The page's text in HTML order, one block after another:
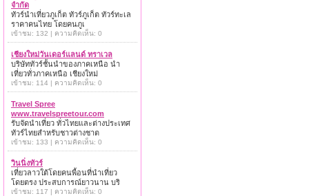
จำกัด
ทัวร์นำเที่ยวภูเก็ต ทัวร์ภูเก็ต ทัวร์ทะเล
ราคาคนไทย โดยคนภูเ
เข้าชม: 132 | ความคิดเห็น: 0
เชียงใหม่วันเดอร์แลนด์ ทราเวล
บริษัททัวร์ชั้นนำของภาคเหนือ นำ
เที่ยวทั่วภาคเหนือ เชียงใหม่
เข้าชม: 114 | ความคิดเห็น: 0
Travel Spree
www.travelspreetour.com
รับจัดนำเที่ยว ทั่วไทยและต่างประเทศ
ทัวร์ไทยสำหรับชาวต่างชาต
เข้าชม: 133 | ความคิดเห็น: 0
วินนิ่งทัวร์
เที่ยวลาวใต้โดยคนพื้อนที่นำเที่ยว
โดยตรง ประสบการณ์ยาวนาน บริ
เข้าชม: 117 | ความคิดเห็น: 0